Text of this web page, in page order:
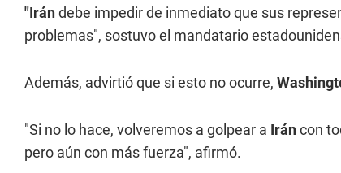
"Irándebe impedir de inmediato que sus
problemas", sostuvo el mandatario
Además, advirtió que si esto no ocurre,
"Si no lo hace, volveremos a golpear a Iráncon
pero aún con más fuerza", afirmó.